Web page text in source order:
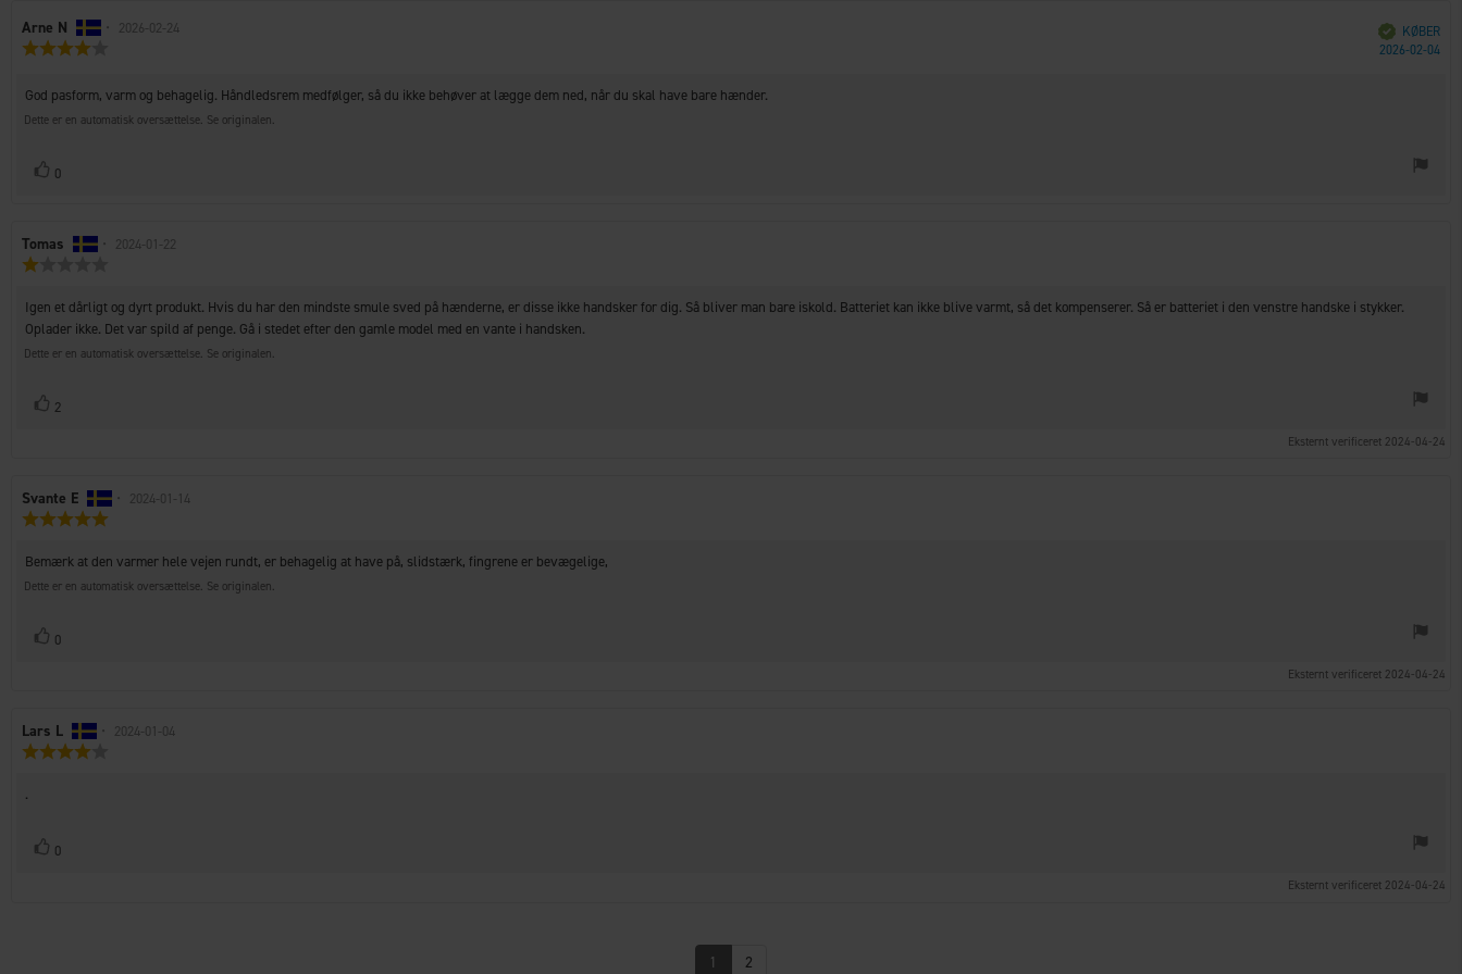
Forfatter
af
Arne N • Bedømmelsesdato:
2026-02-24
af
5
Verificeret
KØBER
2026-02-04
Tekst
til
God pasform, varm og behagelig. Håndledsrem medfølger, så du ikke behøver at lægge dem ned, når du skal have bare hænder.
Dette er en automatisk oversættelse. Se originalen.
Stem
0
Forfatter
af
Tomas • Bedømmelsesdato:
2024-01-22
af
5
stjerner
Tekst
til
bedømmelsen:
Igen et dårligt og dyrt produkt. Hvis du har den mindste smule sved på hænderne, er disse ikke handsker for dig. Så bliver man bare iskold. Batteriet kan ikke blive varmt, så det kompenserer. Så er batteriet i den venstre handske i stykker.
Oplader ikke. Det var spild af penge. Gå i stedet efter den gamle model med en vante i handsken.
Dette er en automatisk oversættelse. Se originalen.
Stem
2
Eksternt verificeret 2024-04-24
Forfatter
af
Svante E • Bedømmelsesdato:
2024-01-14
af
5
Tekst
til
Bemærk at den varmer hele vejen rundt, er behagelig at have på, slidstærk, fingrene er bevægelige,
Dette er en automatisk oversættelse. Se originalen.
Stem
0
Eksternt verificeret 2024-04-24
Forfatter
af
Lars L • Bedømmelsesdato:
2024-01-04
Tekst
bedømmelsen:
.
Stem
0
Eksternt verificeret 2024-04-24
1 2